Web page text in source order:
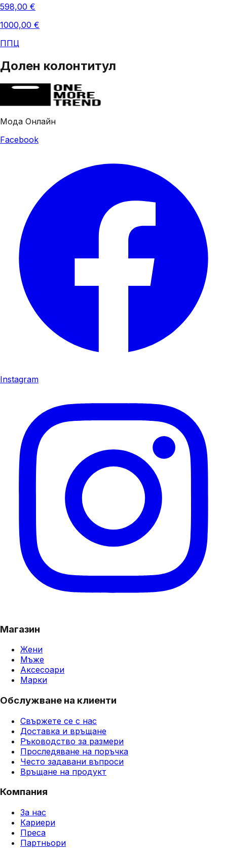
598,00 €
1000,00 €
ППЦ
Долен колонтитул
Мода Онлайн
Facebook
Instagram
Магазин
Жени
Мъже
Аксесоари
Марки
Обслужване на клиенти
Свържете се с нас
Доставка и връщане
Ръководство за размери
Проследяване на поръчка
Често задавани въпроси
Връщане на продукт
Компания
За нас
Кариери
Преса
Партньори